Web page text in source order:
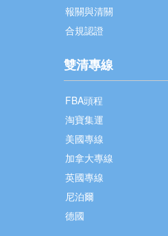
報關與清關
合規認證
雙清專線
FBA頭程
淘寶集運
美國專線
加拿大專線
英國專線
尼泊爾
德國